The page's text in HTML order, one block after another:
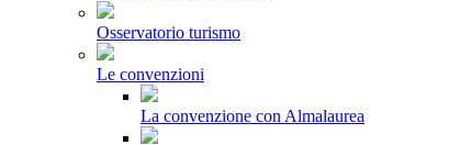
Osservatorio turismo
Le convenzioni
La convenzione con Almalaurea